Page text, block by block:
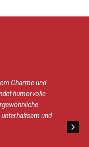
Charme und
humorvolle
und